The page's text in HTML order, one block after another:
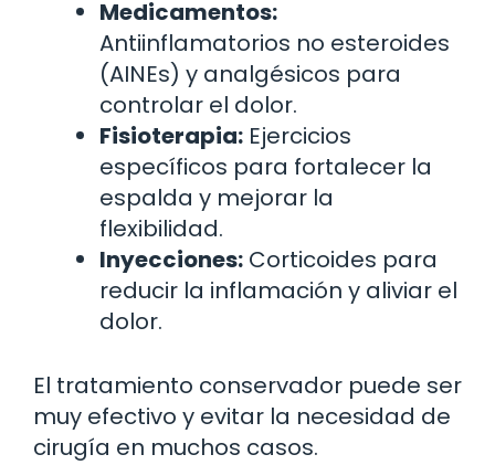
Medicamentos:
Antiinflamatorios no esteroides
(AINEs) y analgésicos para
controlar el dolor.
Fisioterapia: Ejercicios
específicos para fortalecer la
espalda y mejorar la
flexibilidad.
Inyecciones: Corticoides para
reducir la inflamación y aliviar el
dolor.
El tratamiento conservador puede ser
muy efectivo y evitar la necesidad de
cirugía en muchos casos.